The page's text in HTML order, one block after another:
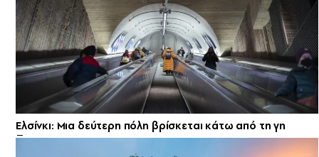
Ελσίνκι: Mια δεύτερη πόλη βρίσκεται κάτω από τη γη